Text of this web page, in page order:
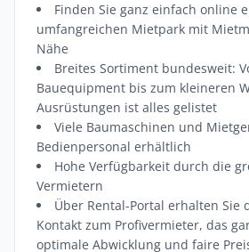
Finden Sie ganz einfach online
umfangreichen Mietpark mit
Nähe
Breites Sortiment bundesweit:
Bauequipment bis zum kleineren
Ausrüstungen ist alles gelistet
Viele Baumaschinen und
Bedienpersonal erhältlich
Hohe Verfügbarkeit durch die
Vermietern
Über Rental-Portal erhalten Sie
Kontakt zum Profivermieter, das
optimale Abwicklung und faire